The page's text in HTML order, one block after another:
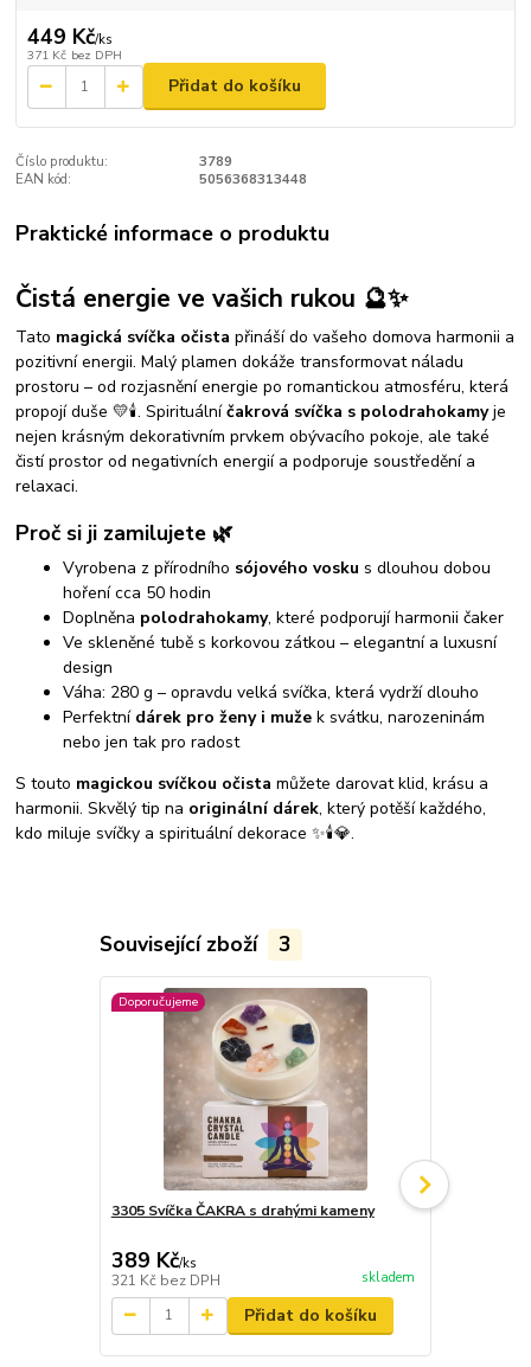
449 Kč/ks
371 Kč bez DPH
Přidat do košíku
Číslo produktu:
3789
EAN kód:
5056368313448
Praktické informace o produktu
Čistá energie ve vašich rukou 🔮✨
Tato magická svíčka očista přináší do vašeho domova harmonii a
pozitivní energii. Malý plamen dokáže transformovat náladu
prostoru – od rozjasnění energie po romantickou atmosféru, která
propojí duše 💛🕯️. Spirituálníčakrová svíčka s polodrahokamyje
nejen krásným dekorativním prvkem obývacího pokoje, ale také
čistí prostor od negativních energií a podporuje soustředění a
relaxaci.
Proč si ji zamilujete 🌿
Vyrobena z přírodního sójového vosku s dlouhou dobou
hoření cca 50 hodin
Doplněna polodrahokamy, které podporují harmonii čaker
Ve skleněné tubě s korkovou zátkou – elegantní a luxusní
design
Váha: 280 g – opravdu velká svíčka, která vydrží dlouho
Perfektní dárek pro ženy i muže k svátku, narozeninám
nebo jen tak pro radost
S touto magickou svíčkou očista můžete darovat klid, krásu a
harmonii. Skvělý tip na originální dárek, který potěší každého,
kdo miluje svíčky a spirituální dekorace ✨🕯️💎.
Související zboží 3
Doporučujeme
3305 Svíčka ČAKRA s drahými kameny
389 Kč/ks
321 Kč bez DPH skladem
Přidat do košíku